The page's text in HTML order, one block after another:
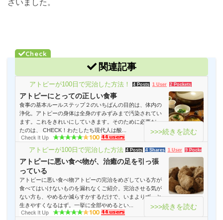
ざいました。
関連記事
アトピーが100日で完治した方法！ 4 Posts 1 User 2 Pockets
アトピーにとっての正しい食事
食事の基本ルールステップ２のいちばんの目的は、体内の
浄化。アトピーの身体は全身のすみずみまで汚染されてい
ます。これをきれいにしていきます。そのために必要だっ
たのは、 CHECK！わたしたち現代人は酸...
>>>続きを読む
アトピーが100日で完治した方法！4 Posts 4 Shares 1 User 9 Pockets
アトピーに悪い食べ物が、治癒の足を引っ張
っている
アトピーに悪い食べ物アトピーの完治をめざしている方が
食べてはいけないものを漏れなくご紹介。完治させる気が
ない方も、やめるか減らすかするだけで、いまよりずっと
生きやすくなるはず。一挙に全部やめるとい...
>>>続きを読む